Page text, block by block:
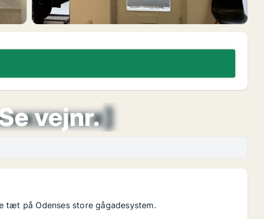
vejnr.
tæt på Odenses store gågadesystem.